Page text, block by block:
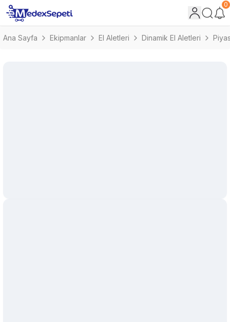
0
Ana Sayfa Ekipmanlar El Aletleri Dinamik El Aletleri